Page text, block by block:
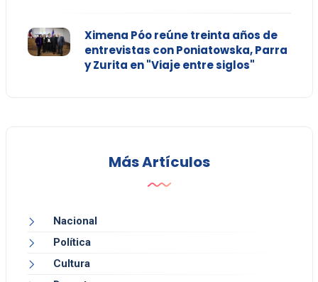
Ximena Póo reúne treinta años de
entrevistas con Poniatowska, Parra
y Zurita en "Viaje entre siglos"
Más Artículos
Nacional
Política
Cultura